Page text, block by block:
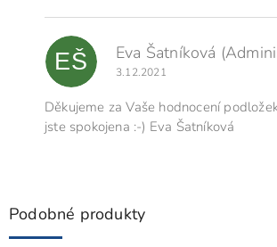
EŠ Eva Šatníková
3.12.2021
Děkujeme za Vaše hodnocení
jste spokojena :-) Eva Šatníková
Podobné produkty